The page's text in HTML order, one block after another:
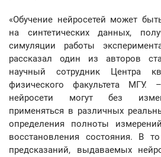
«Обучение нейросетей может
на синтетических данных,
симуляции работы
рассказал один из авторов
научный сотрудник Центра
физического факультета МГУ.
нейросети могут без
применяться в различных
определения полноты
восстановления состояния. В
предсказаний, выдаваемых